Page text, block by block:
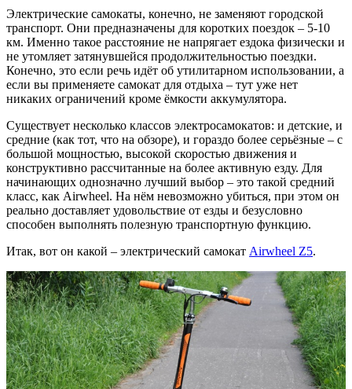
Электрические самокаты, конечно, не заменяют городской
транспорт. Они предназначены для коротких поездок – 5-10
км. Именно такое расстояние не напрягает ездока физически и
не утомляет затянувшейся продолжительностью поездки.
Конечно, это если речь идёт об утилитарном использовании, а
если вы применяете самокат для отдыха – тут уже нет
никаких ограничений кроме ёмкости аккумулятора.
Существует несколько классов электросамокатов: и детские, и
средние (как тот, что на обзоре), и гораздо более серьёзные – с
большой мощностью, высокой скоростью движения и
конструктивно рассчитанные на более активную езду. Для
начинающих однозначно лучший выбор – это такой средний
класс, как Airwheel. На нём невозможно убиться, при этом он
реально доставляет удовольствие от езды и безусловно
способен выполнять полезную транспортную функцию.
Итак, вот он какой – электрический самокат Airwheel Z5.